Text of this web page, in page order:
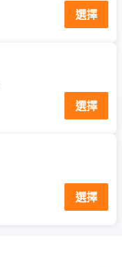
選擇
選擇
選擇